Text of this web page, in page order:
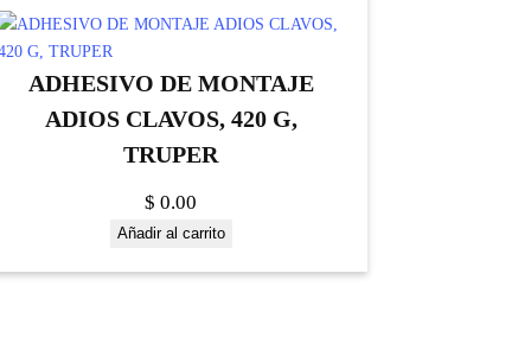
ADHESIVO DE MONTAJE
ADIOS CLAVOS, 420 G,
TRUPER
$ 0.00
Añadir al carrito